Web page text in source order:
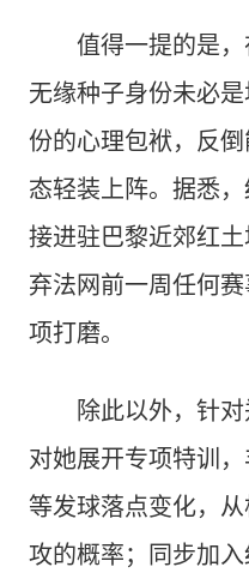
值得一提的是，
无缘种子身份未必
份的心理包袱，反
态轻装上阵。据悉
接进驻巴黎近郊红
弃法网前一周任何
项打磨。
除此以外，针对
对她展开专项特训
等发球落点变化，
攻的概率；同步加